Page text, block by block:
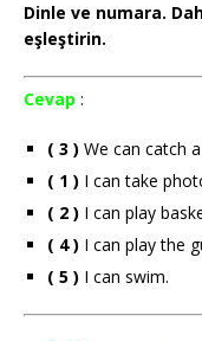
Dinle ve numara.
eşleştirin.
Cevap :
( 3 ) We can catch
( 1 ) I can take
( 2 ) I can play
( 4 ) I can play the
( 5 ) I can swim.